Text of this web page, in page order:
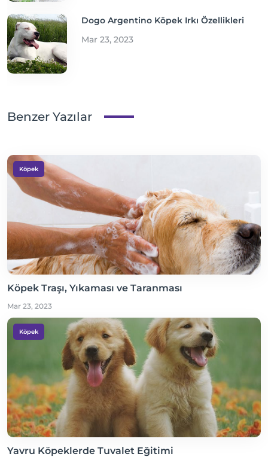
Dogo Argentino Köpek Irkı Özellikleri
Mar 23, 2023
Benzer Yazılar
Köpek
Köpek Traşı, Yıkaması ve Taranması
Mar 23, 2023
Köpek
Yavru Köpeklerde Tuvalet Eğitimi